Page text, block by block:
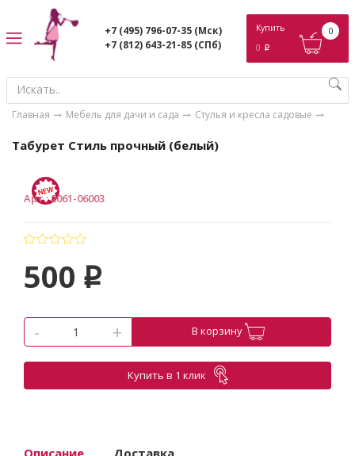
+7 (495) 796-07-35 (Мск)
+7 (812) 643-21-85 (СПб)
Купить
0 p
0
Главная Мебель для дачи и сада Стулья и кресла садовые
Табурет Стиль прочный (белый)
Арт.:2061-06003
500 p
- + В корзину
Купить в 1 клик
Описание Доставка